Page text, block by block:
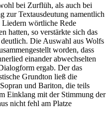
bei Zurflüh, als auch bei
zur Textausdeutung namentlich
Liedern wörtliche Rede
hatten, so verstärkte sich das
Die Auswahl aus Wolfs
worden, dass
einander abwechselten
ergab. Der das
Grundton ließ die
und Bariton, die teils
Einklang mit der Stimmung der
nicht fehl am Platze